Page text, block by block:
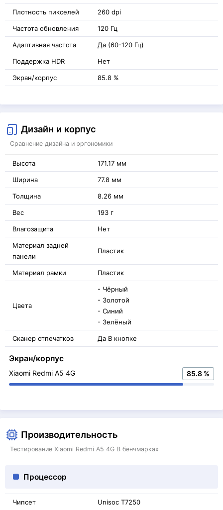
Плотность пикселей 260 dpi
Частота обновления 120 Гц
Адаптивная частота Да (60-120 Гц)
Поддержка HDR Нет
Экран/корпус 85.8 %
Дизайн и корпус
Сравнение дизайна и эргономики
Высота 171.17 мм
Ширина 77.8 мм
Толщина 8.26 мм
Вес 193 г
Влагозащита Нет
Материал задней
панели
Пластик
Материал рамки Пластик
Цвета
- Чёрный
- Золотой
- Синий
- Зелёный
Сканер отпечатков Да В кнопке
Экран/корпус
Xiaomi Redmi A5 4G 85.8 %
Производительность
Тестирование Xiaomi Redmi A5 4G В бенчмарках
Процессор
Чипсет Unisoc T7250